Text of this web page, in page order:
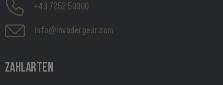
+43 7252 50900
info@invadergear.com
ZAHLARTEN